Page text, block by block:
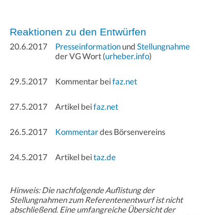
Reaktionen zu den Entwürfen
20.6.2017 PresseinformationundStellungnahme
der VG Wort (urheber.info)
29.5.2017 Kommentar beifaz.net
27.5.2017 Artikel beifaz.net
26.5.2017 Kommentardes Börsenvereins
24.5.2017 Artikel beitaz.de
Hinweis: Die nachfolgende Auflistung der
Stellungnahmen zum Referentenentwurf ist nicht
abschließend. Eine umfangreiche Übersicht der